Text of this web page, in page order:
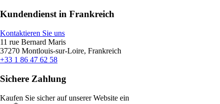
Kundendienst in Frankreich
Kontaktieren Sie uns
11 rue Bernard Maris
37270 Montlouis-sur-Loire, Frankreich
+33 1 86 47 62 58
Sichere Zahlung
Kaufen Sie sicher auf unserer Website ein